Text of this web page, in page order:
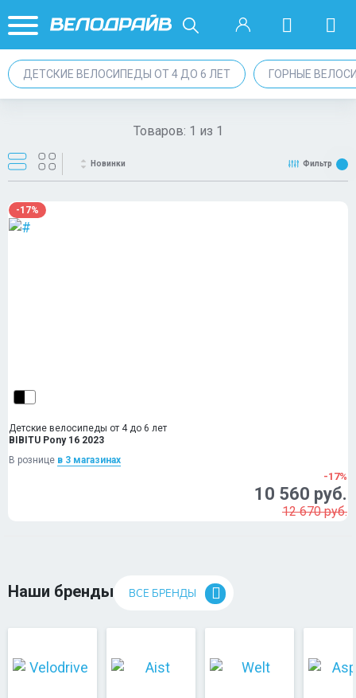
ДЕТСКИЕ ВЕЛОСИПЕДЫ ОТ 4 ДО 6 ЛЕТ ГОРНЫЕ
Товаров: 1 из 1
Новинки Фильтр
-17%
Детские велосипеды от 4 до 6 лет
BIBITU Pony 16 2023
В рознице в 3 магазинах
-17%
10 560 руб.
12 670 руб.
Наши бренды ВСЕ БРЕНДЫ